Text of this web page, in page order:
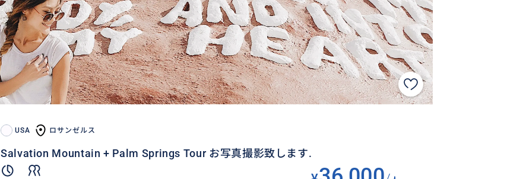
USA ロサンゼルス
Salvation Mountain + Palm Springs Tour お写真撮影致します.